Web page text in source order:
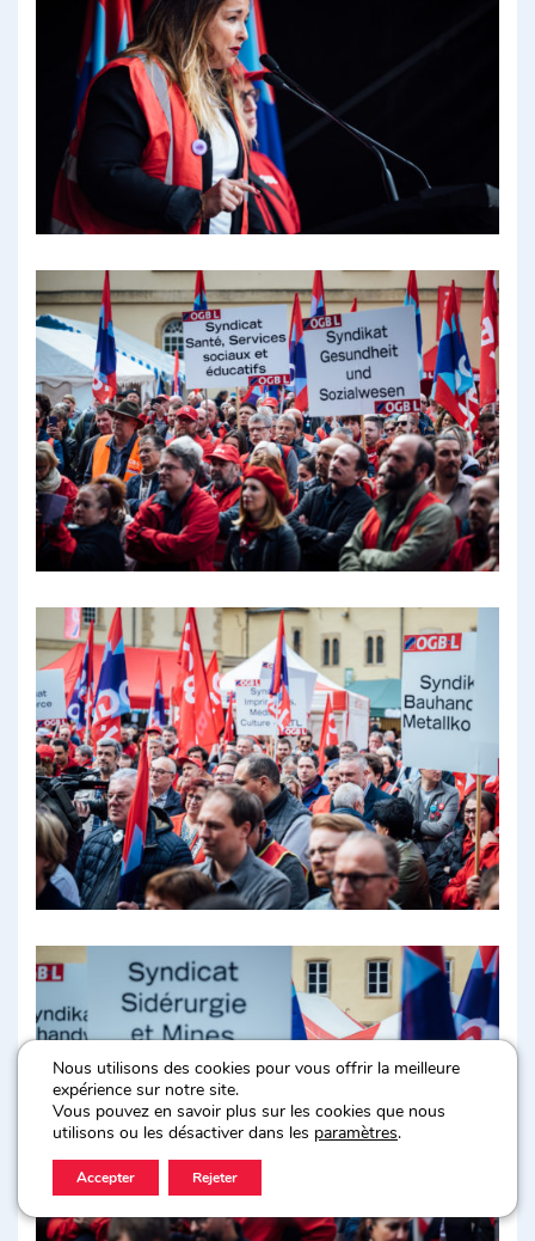
Nous utilisons des cookies pour vous offrir la meilleure
expérience sur notre site.
Vous pouvez en savoir plus sur les cookies que nous
utilisons ou les désactiver dans les paramètres.
Accepter Rejeter